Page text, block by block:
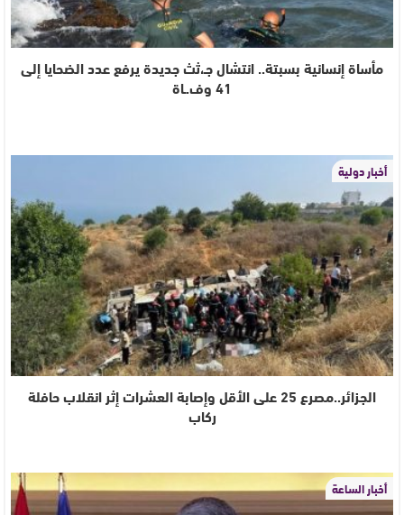
مأساة إنسانية بسبتة.. انتشال جـ،ثث جديدة يرفع عدد الضحايا إلى
41 وف.ـاة
أخبار دولية
الجزائر..مصرع 25 على الأقل وإصابة العشرات إثر انقلاب حافلة
ركاب
أخبار الساعة